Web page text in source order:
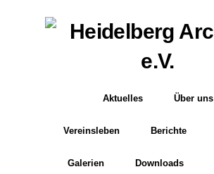
Aktuelles Über uns
Vereinsleben Berichte
Galerien Downloads